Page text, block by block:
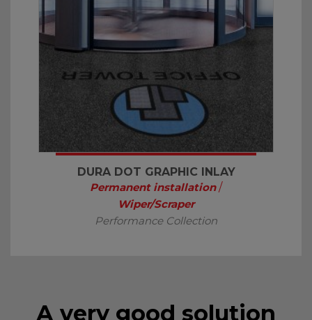
DURA DOT GRAPHIC INLAY
Permanent installation /
Wiper/Scraper
Performance Collection
A very good solution